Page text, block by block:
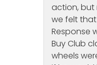
action, but
we felt
Response
Buy Club
wheels